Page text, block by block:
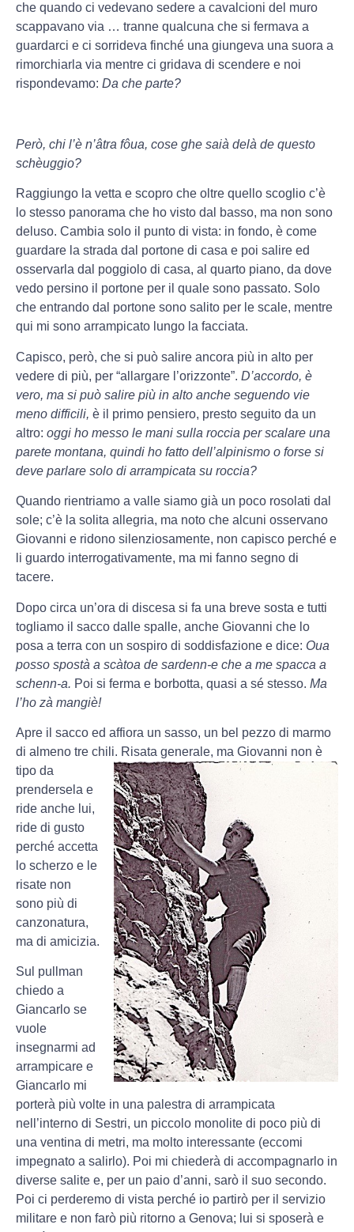
che quando ci vedevano sedere a cavalcioni del muro
scappavano via … tranne qualcuna che si fermava a
guardarci e ci sorrideva finché una giungeva una suora a
rimorchiarla via mentre ci gridava di scendere e noi
rispondevamo: Da che parte?
Però, chi l’è n’âtra fôua, cose ghe saià delà de questo
schèuggio?
Raggiungo la vetta e scopro che oltre quello scoglio c’è
lo stesso panorama che ho visto dal basso, ma non sono
deluso. Cambia solo il punto di vista: in fondo, è come
guardare la strada dal portone di casa e poi salire ed
osservarla dal poggiolo di casa, al quarto piano, da dove
vedo persino il portone per il quale sono passato. Solo
che entrando dal portone sono salito per le scale, mentre
qui mi sono arrampicato lungo la facciata.
Capisco, però, che si può salire ancora più in alto per
vedere di più, per “allargare l’orizzonte”. D’accordo, è
vero, ma si può salire più in alto anche seguendo vie
meno difficili, è il primo pensiero, presto seguito da un
altro: oggi ho messo le mani sulla roccia per scalare una
parete montana, quindi ho fatto dell’alpinismo o forse si
deve parlare solo di arrampicata su roccia?
Quando rientriamo a valle siamo già un poco rosolati dal
sole; c’è la solita allegria, ma noto che alcuni osservano
Giovanni e ridono silenziosamente, non capisco perché e
li guardo interrogativamente, ma mi fanno segno di
tacere.
Dopo circa un’ora di discesa si fa una breve sosta e tutti
togliamo il sacco dalle spalle, anche Giovanni che lo
posa a terra con un sospiro di soddisfazione e dice: Oua
posso spostà a scàtoa de sardenn-e che a me spacca a
schenn-a. Poi si ferma e borbotta, quasi a sé stesso. Ma
l’ho zà mangiè!
Apre il sacco ed affiora un sasso, un bel pezzo di marmo
di almeno tre chili. Risata generale, ma Giovanni non è
tipo da
prendersela e
ride anche lui,
ride di gusto
perché accetta
lo scherzo e le
risate non
sono più di
canzonatura,
ma di amicizia.
Sul pullman
chiedo a
Giancarlo se
vuole
insegnarmi ad
arrampicare e
Giancarlo mi
porterà più volte in una palestra di arrampicata
nell’interno di Sestri, un piccolo monolite di poco più di
una ventina di metri, ma molto interessante (eccomi
impegnato a salirlo). Poi mi chiederà di accompagnarlo in
diverse salite e, per un paio d’anni, sarò il suo secondo.
Poi ci perderemo di vista perché io partirò per il servizio
militare e non farò più ritorno a Genova; lui si sposerà e